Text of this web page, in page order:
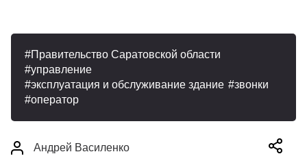
Правительство Саратовской области
управление
эксплуатация и обслуживание здание
звонки
оператор
Андрей Василенко